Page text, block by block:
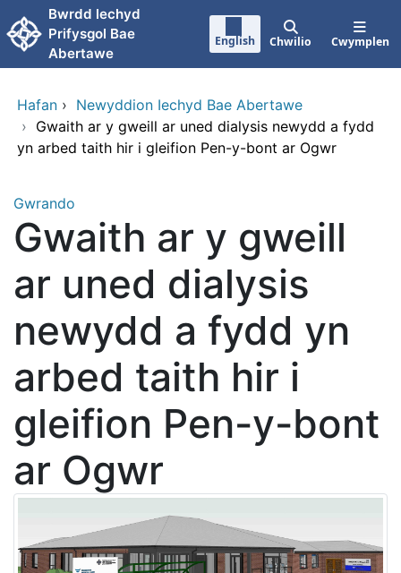
Neidio i'r prif gynnwy
Bwrdd lechyd
Prifysgol Bae
Abertawe
English Chwilio Cwymplen
Hafan › Newyddion Iechyd Bae Abertawe
› Gwaith ar y gweill ar uned dialysis newydd a fydd
yn arbed taith hir i gleifion Pen-y-bont ar Ogwr
Gwrando
Gwaith ar y gweill
ar uned dialysis
newydd a fydd yn
arbed taith hir i
gleifion Pen-y-bont
ar Ogwr